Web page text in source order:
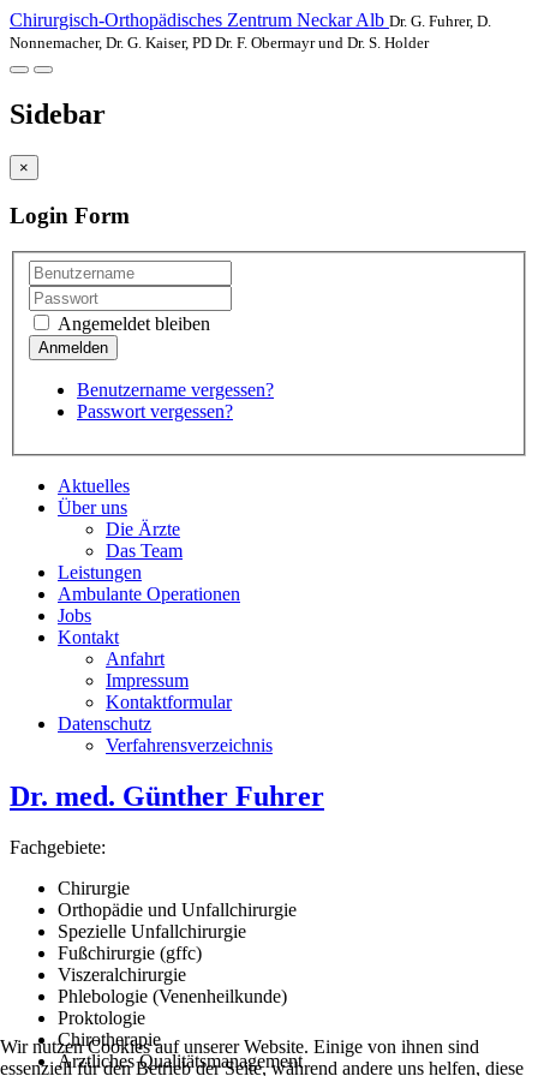
Chirurgisch-Orthopädisches Zentrum Neckar Alb Dr. G. Fuhrer, D.
Nonnemacher, Dr. G. Kaiser, PD Dr. F. Obermayr und Dr. S. Holder
Sidebar
×
Login Form
Angemeldet bleiben
Benutzername vergessen?
Passwort vergessen?
Aktuelles
Über uns
Die Ärzte
Das Team
Leistungen
Ambulante Operationen
Jobs
Kontakt
Anfahrt
Impressum
Kontaktformular
Datenschutz
Verfahrensverzeichnis
Dr. med. Günther Fuhrer
Fachgebiete:
Chirurgie
Orthopädie und Unfallchirurgie
Spezielle Unfallchirurgie
Fußchirurgie (gffc)
Viszeralchirurgie
Phlebologie (Venenheilkunde)
Proktologie
Chirotherapie
Ärztliches Qualitätsmanagement
Wir nutzen Cookies auf unserer Website. Einige von ihnen sind
essenziell für den Betrieb der Seite, während andere uns helfen, diese